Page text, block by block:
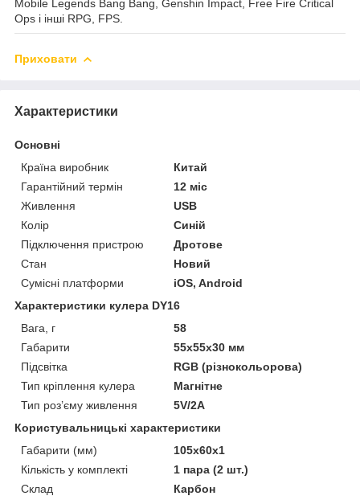
Mobile Legends Bang Bang, Genshin Impact, Free Fire Critical
Ops і інші RPG, FPS.
Приховати
Характеристики
Основні
Країна виробник
Китай
Гарантійний термін
12 міс
Живлення
USB
Колір
Синій
Підключення пристрою
Дротове
Стан
Новий
Сумісні платформи
iOS, Android
Характеристики кулера DY16
Вага, г
58
Габарити
55х55х30 мм
Підсвітка
RGB (різнокольорова)
Тип кріплення кулера
Магнітне
Тип роз’єму живлення
5V/2A
Користувальницькі характеристики
Габарити (мм)
105х60х1
Кількість у комплекті
1 пара (2 шт.)
Склад
Карбон